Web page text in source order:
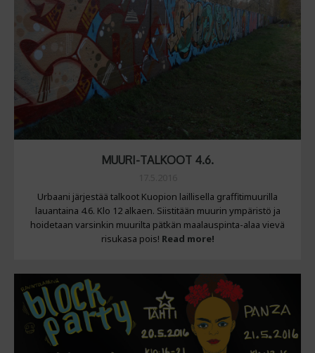
MUURI-TALKOOT 4.6.
Urbaani järjestää talkoot Kuopion laillisella graffitimuurilla
lauantaina 4.6. Klo 12 alkaen. Siistitään muurin ympäristö ja
hoidetaan varsinkin muurilta pätkän maalauspinta-alaa vievä
risukasa pois! Read more!